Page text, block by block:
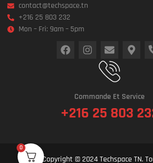
0
contact@techspace.tn
+216 25 803 232
Mon – Fri: 9am – 5pm
Commande Et Service
+216 25 803
Copyright © 2024 Techspace TN.